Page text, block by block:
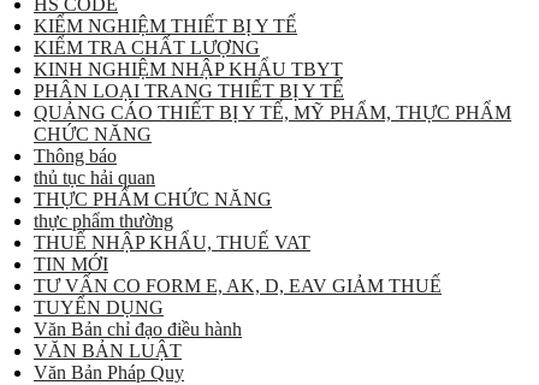
HS CODE
KIỂM NGHIỆM THIẾT BỊ Y TẾ
KIỂM TRA CHẤT LƯỢNG
KINH NGHIỆM NHẬP KHẨU TBYT
PHÂN LOẠI TRANG THIẾT BỊ Y TẾ
QUẢNG CÁO THIẾT BỊ Y TẾ, MỸ PHẨM, THỰC PHẨM
CHỨC NĂNG
Thông báo
thủ tục hải quan
THỰC PHẨM CHỨC NĂNG
thực phẩm thường
THUẾ NHẬP KHẨU, THUẾ VAT
TIN MỚI
TƯ VẤN CO FORM E, AK, D, EAV GIẢM THUẾ
TUYỂN DỤNG
Văn Bản chỉ đạo điều hành
VĂN BẢN LUẬT
Văn Bản Pháp Quy